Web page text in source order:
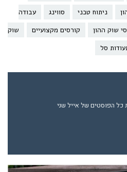
ניתוח טכני סווינג
עבודה
שוק ההון קורסים מקצועיים
שוק
סל
כל הפוסטים של אייל שני